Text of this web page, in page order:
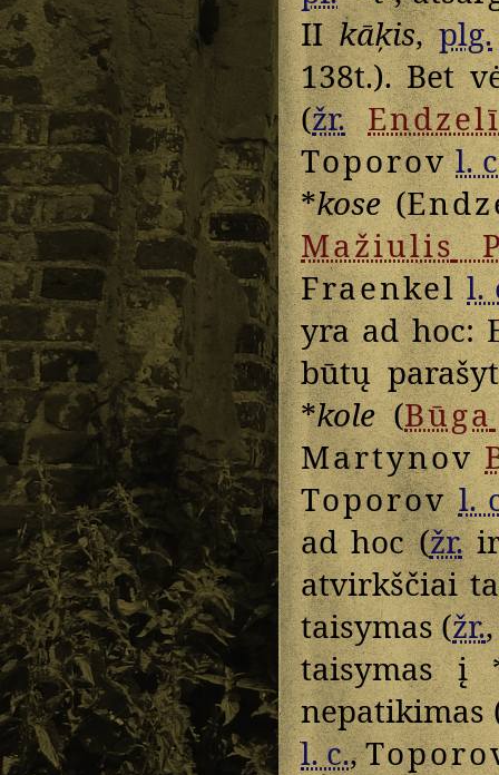
IIkāķis,plg.
138t.). Bet
(žr.
Toporov l.
*kose(
Mažiulis
Fraenkel l.
yra ad hoc:
būtų
*kole(Būga
Martynov
Toporov l.
ad hoc (žr.
atvirkščiai
taisymas (žr.
taisymas į
nepatikimas
l. c.,